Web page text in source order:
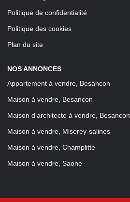
Politique de confidentialité
Politique des cookies
Plan du site
NOS ANNONCES
Appartement à vendre, Besancon
Maison à vendre, Besancon
Maison d'architecte à vendre, Besancon
Maison à vendre, Miserey-salines
Maison à vendre, Champlitte
Maison à vendre, Saone